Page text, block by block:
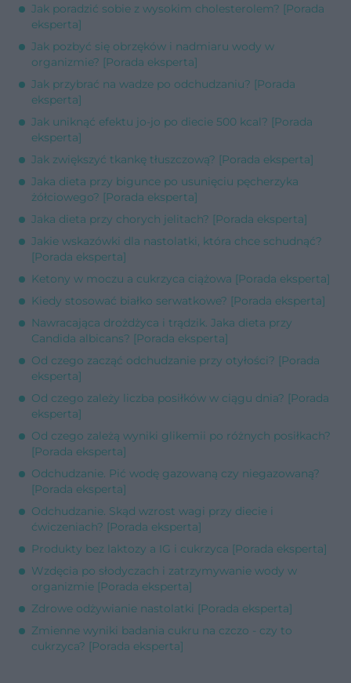
Jak poradzić sobie z wysokim cholesterolem? [Porada
eksperta]
Jak pozbyć się obrzęków i nadmiaru wody w
organizmie? [Porada eksperta]
Jak przybrać na wadze po odchudzaniu? [Porada
eksperta]
Jak uniknąć efektu jo-jo po diecie 500 kcal? [Porada
eksperta]
Jak zwiększyć tkankę tłuszczową? [Porada eksperta]
Jaka dieta przy bigunce po usunięciu pęcherzyka
żółciowego? [Porada eksperta]
Jaka dieta przy chorych jelitach? [Porada eksperta]
Jakie wskazówki dla nastolatki, która chce schudnąć?
[Porada eksperta]
Ketony w moczu a cukrzyca ciążowa [Porada eksperta]
Kiedy stosować białko serwatkowe? [Porada eksperta]
Nawracająca drożdżyca i trądzik. Jaka dieta przy
Candida albicans? [Porada eksperta]
Od czego zacząć odchudzanie przy otyłości? [Porada
eksperta]
Od czego zależy liczba posiłków w ciągu dnia? [Porada
eksperta]
Od czego zależą wyniki glikemii po różnych posiłkach?
[Porada eksperta]
Odchudzanie. Pić wodę gazowaną czy niegazowaną?
[Porada eksperta]
Odchudzanie. Skąd wzrost wagi przy diecie i
ćwiczeniach? [Porada eksperta]
Produkty bez laktozy a IG i cukrzyca [Porada eksperta]
Wzdęcia po słodyczach i zatrzymywanie wody w
organizmie [Porada eksperta]
Zdrowe odżywianie nastolatki [Porada eksperta]
Zmienne wyniki badania cukru na czczo - czy to
cukrzyca? [Porada eksperta]